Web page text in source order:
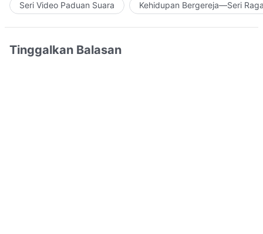
Seri Video Paduan Suara Kehidupan Bergereja—Seri
Tinggalkan Balasan